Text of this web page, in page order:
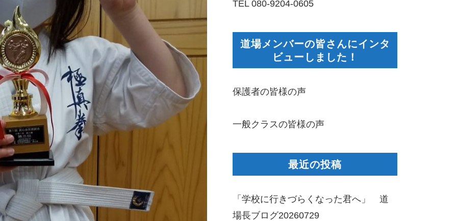
TEL 080-9204-0605
道場メンバーの皆さんにインタ
ビューしました！
保護者の皆様の声
一般クラスの皆様の声
最近の投稿
「学校に行きづらくなった君へ」 道
場長ブログ20260729